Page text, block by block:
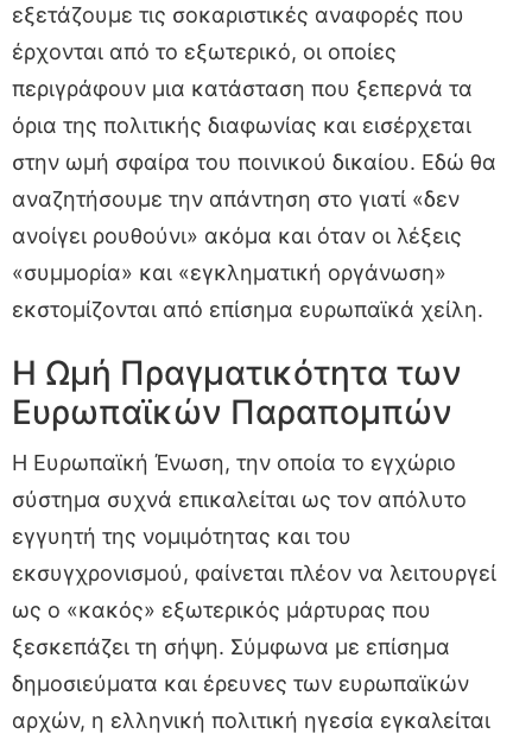
εξετάζουμε τις σοκαριστικές αναφορές που
έρχονται από το εξωτερικό, οι οποίες
περιγράφουν μια κατάσταση που ξεπερνά τα
όρια της πολιτικής διαφωνίας και εισέρχεται
στην ωμή σφαίρα του ποινικού δικαίου. Εδώ θα
αναζητήσουμε την απάντηση στο γιατί «δεν
ανοίγει ρουθούνι» ακόμα και όταν οι λέξεις
«συμμορία» και «εγκληματική οργάνωση»
εκστομίζονται από επίσημα ευρωπαϊκά χείλη.
Η Ωμή Πραγματικότητα των
Ευρωπαϊκών Παραπομπών
Η Ευρωπαϊκή Ένωση, την οποία το εγχώριο
σύστημα συχνά επικαλείται ως τον απόλυτο
εγγυητή της νομιμότητας και του
εκσυγχρονισμού, φαίνεται πλέον να λειτουργεί
ως ο «κακός» εξωτερικός μάρτυρας που
ξεσκεπάζει τη σήψη. Σύμφωνα με επίσημα
δημοσιεύματα και έρευνες των ευρωπαϊκών
αρχών, η ελληνική πολιτική ηγεσία εγκαλείται